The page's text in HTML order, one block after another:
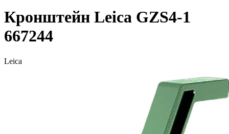
Кронштейн Leica GZS4-1
667244
Leica